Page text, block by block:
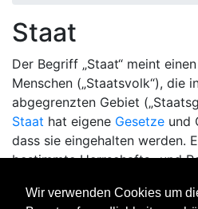
Wir verwenden Cookies um
Staat
Der Begriff „Staat“ meint
Menschen („Staatsvolk“), die
abgegrenzten Gebiet
Staat hat eigene Gesetze und
dass sie eingehalten werden.
bestimmte Herrschafts- und